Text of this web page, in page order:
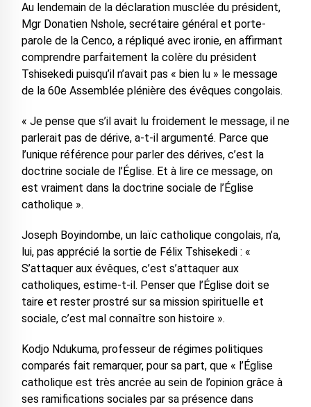
Au lendemain de la déclaration musclée du président,
Mgr Donatien Nshole, secrétaire général et porte-
parole de la Cenco, a répliqué avec ironie, en affirmant
comprendre parfaitement la colère du président
Tshisekedi puisqu’il n’avait pas « bien lu » le message
de la 60e Assemblée plénière des évêques congolais.
« Je pense que s’il avait lu froidement le message, il ne
parlerait pas de dérive, a-t-il argumenté. Parce que
l’unique référence pour parler des dérives, c’est la
doctrine sociale de l’Église. Et à lire ce message, on
est vraiment dans la doctrine sociale de l’Église
catholique ».
Joseph Boyindombe, un laïc catholique congolais, n’a,
lui, pas apprécié la sortie de Félix Tshisekedi : «
S’attaquer aux évêques, c’est s’attaquer aux
catholiques, estime-t-il. Penser que l’Église doit se
taire et rester prostré sur sa mission spirituelle et
sociale, c’est mal connaître son histoire ».
Kodjo Ndukuma, professeur de régimes politiques
comparés fait remarquer, pour sa part, que « l’Église
catholique est très ancrée au sein de l’opinion grâce à
ses ramifications sociales par sa présence dans